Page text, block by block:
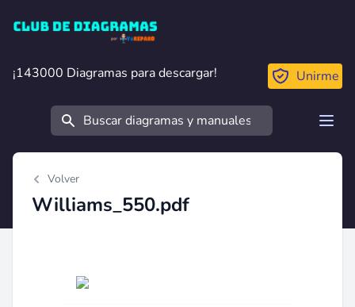
Club de Diagramas
¡143000 Diagramas para descargar!
¡143000 Diagramas para descargar! Unirme
Buscar
Volver
Williams_550.pdf